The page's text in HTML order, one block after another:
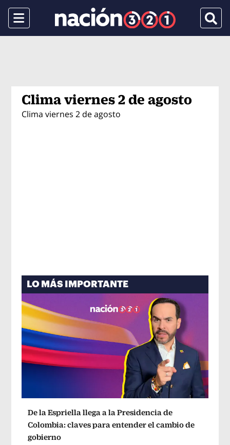
Menu
Clima viernes 2 de agosto
Clima viernes 2 de agosto
LO MÁS IMPORTANTE
De la Espriella llega a la Presidencia de
Colombia: claves para entender el cambio de
gobierno